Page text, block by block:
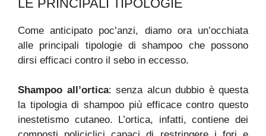
LE PRINCIPALI TIPOLOGIE
Come anticipato poc’anzi, diamo ora un’occhiata
alle principali tipologie di shampoo che possono
dirsi efficaci contro il sebo in eccesso.
Shampoo all’ortica: senza alcun dubbio è questa
la tipologia di shampoo più efficace contro questo
inestetismo cutaneo. L’ortica, infatti, contiene dei